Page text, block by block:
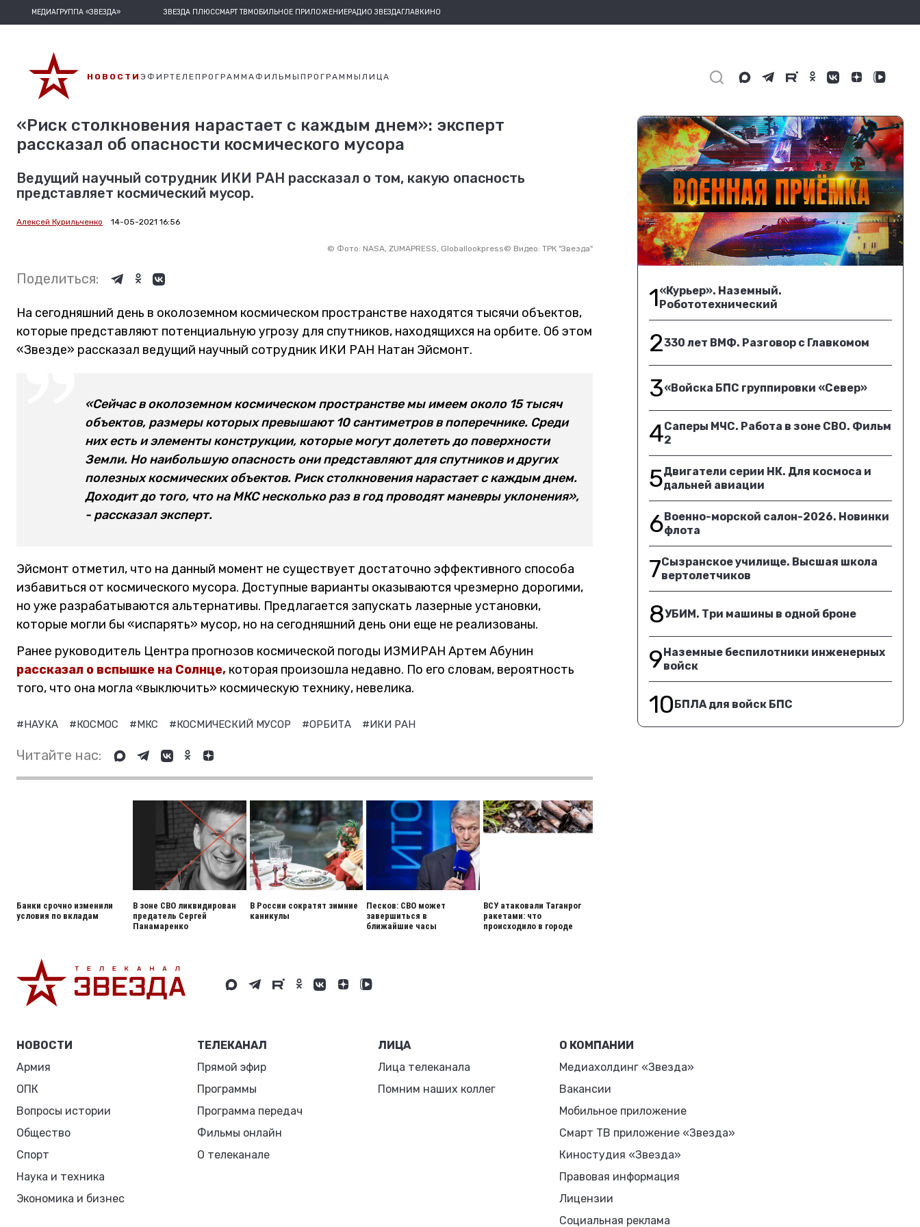
МЕДИАГРУППА «ЗВЕЗДА» ЗВЕЗДА ПЛЮССМАРТ ТВМОБИЛЬНОЕ ПРИЛОЖЕНИЕРАДИО ЗВЕЗДАГЛАВКИНО
НОВОСТИ ЭФИРТЕЛЕПРОГРАММАФИЛЬМЫ ПРОГРАММЫ ЛИЦА
«Риск столкновения нарастает с каждым днем»: эксперт
рассказал об опасности космического мусора
Ведущий научный сотрудник ИКИ РАН рассказал о том, какую опасность
представляет космический мусор.
Алексей Курильченко 14-05-2021 16:56
© Фото: NASA, ZUMAPRESS, Globallookpress© Видео: ТРК "Звезда"
Поделиться:
На сегодняшний день в околоземном космическом пространстве находятся тысячи объектов,
которые представляют потенциальную угрозу для спутников, находящихся на орбите. Об этом
«Звезде» рассказал ведущий научный сотрудник ИКИ РАН Натан Эйсмонт.
«Сейчас в околоземном космическом пространстве мы имеем около 15 тысяч
объектов, размеры которых превышают 10 сантиметров в поперечнике. Среди
них есть и элементы конструкции, которые могут долететь до поверхности
Земли. Но наибольшую опасность они представляют для спутников и других
полезных космических объектов. Риск столкновения нарастает с каждым днем.
Доходит до того, что на МКС несколько раз в год проводят маневры уклонения»,
- рассказал эксперт.
Эйсмонт отметил, что на данный момент не существует достаточно эффективного способа
избавиться от космического мусора. Доступные варианты оказываются чрезмерно дорогими,
но уже разрабатываются альтернативы. Предлагается запускать лазерные установки,
которые могли бы «испарять» мусор, но на сегодняшний день они еще не реализованы.
Ранее руководитель Центра прогнозов космической погоды ИЗМИРАН Артем Абунин
рассказал о вспышке на Солнце, которая произошла недавно. По его словам, вероятность
того, что она могла «выключить» космическую технику, невелика.
#НАУКА #КОСМОС #МКС #КОСМИЧЕСКИЙ МУСОР #ОРБИТА #ИКИ РАН
Читайте нас:
Банки срочно изменили
условия по вкладам
В зоне СВО ликвидирован
предатель Сергей
Панамаренко
В России сократят зимние
каникулы
Песков: СВО может
завершиться в
ближайшие часы
ВСУ атаковали Таганрог
ракетами: что
происходило в городе
1«Курьер». Наземный.
Робототехнический
2330 лет ВМФ. Разговор с Главкомом
3«Войска БПС группировки «Север»
4Саперы МЧС. Работа в зоне СВО. Фильм
2
5Двигатели серии НК. Для космоса и
дальней авиации
6Военно-морской салон-2026. Новинки
флота
7Сызранское училище. Высшая школа
вертолетчиков
8УБИМ. Три машины в одной броне
9Наземные беспилотники инженерных
войск
10БПЛА для войск БПС
НОВОСТИ
Армия
ОПК
Вопросы истории
Общество
Спорт
Наука и техника
Экономика и бизнес
ТЕЛЕКАНАЛ
Прямой эфир
Программы
Программа передач
Фильмы онлайн
О телеканале
ЛИЦА
Лица телеканала
Помним наших коллег
О КОМПАНИИ
Медиахолдинг «Звезда»
Вакансии
Мобильное приложение
Смарт ТВ приложение «Звезда»
Киностудия «Звезда»
Правовая информация
Лицензии
Социальная реклама